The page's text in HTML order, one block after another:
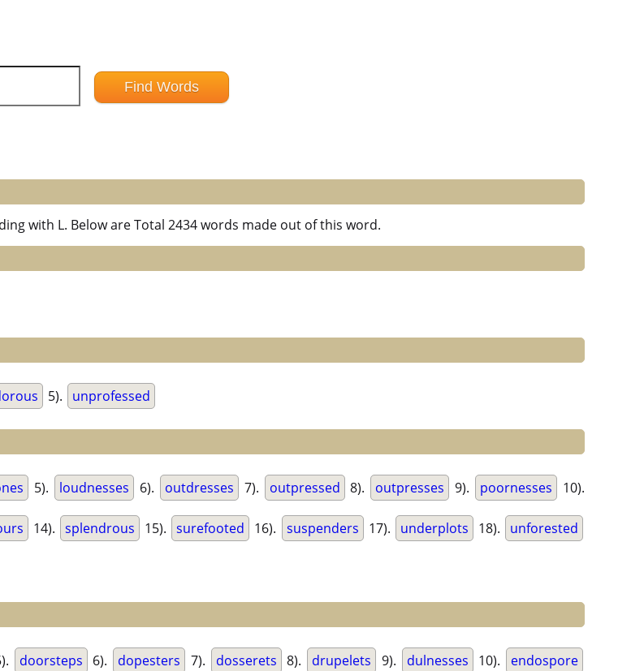
with L. Below are Total 2434 words made out of this word.
5). unprofessed
5). loudnesses 6). outdresses 7). outpressed 8). outpresses 9). poornesses 10).
14). splendrous 15). surefooted 16). suspenders 17). underplots 18). unforested
doorsteps 6). dopesters 7). dosserets 8). drupelets 9). dulnesses 10). endospore